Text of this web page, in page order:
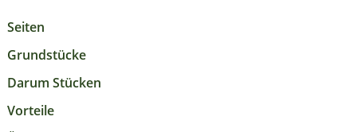
Seiten
Grundstücke
Darum Stücken
Vorteile